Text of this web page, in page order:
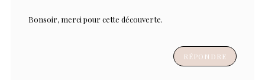
Bonsoir, merci pour cette découverte.
RÉPONDRE